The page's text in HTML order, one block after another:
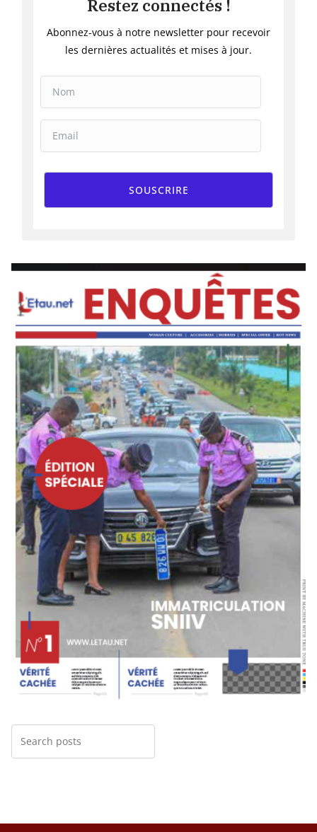
Restez connectés !
Abonnez-vous à notre newsletter pour recevoir
les dernières actualités et mises à jour.
SOUSCRIRE